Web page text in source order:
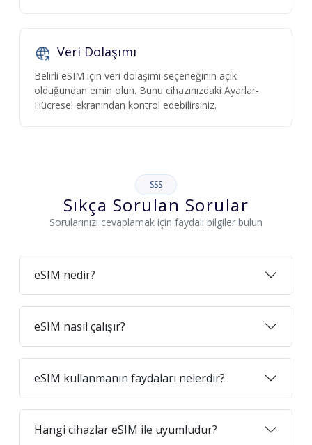
Veri Dolaşımı
Belirli eSIM için veri dolaşımı seçeneğinin açık
olduğundan emin olun. Bunu cihazınızdaki Ayarlar-
Hücresel ekranından kontrol edebilirsiniz.
SSS
Sıkça Sorulan Sorular
Sorularınızı cevaplamak için faydalı bilgiler bulun
eSIM nedir?
eSIM nasıl çalışır?
eSIM kullanmanın faydaları nelerdir?
Hangi cihazlar eSIM ile uyumludur?